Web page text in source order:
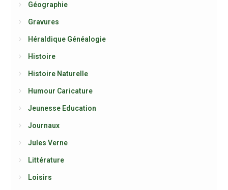
Géographie
Gravures
Héraldique Généalogie
Histoire
Histoire Naturelle
Humour Caricature
Jeunesse Education
Journaux
Jules Verne
Littérature
Loisirs